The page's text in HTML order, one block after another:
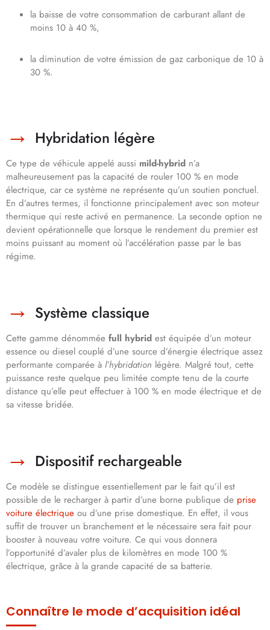
la baisse de votre consommation de carburant allant de
moins 10 à 40 %,
la diminution de votre émission de gaz carbonique de 10 à
30 %.
Hybridation légère
Ce type de véhicule appelé aussi mild-hybrid n’a
malheureusement pas la capacité de rouler 100 % en mode
électrique, car ce système ne représente qu’un soutien ponctuel.
En d’autres termes, il fonctionne principalement avec son moteur
thermique qui reste activé en permanence. La seconde option ne
devient opérationnelle que lorsque le rendement du premier est
moins puissant au moment où l’accélération passe par le bas
régime.
Système classique
Cette gamme dénommée full hybrid est équipée d’un moteur
essence ou diesel couplé d’une source d’énergie électrique assez
performante comparée à l’hybridation légère. Malgré tout, cette
puissance reste quelque peu limitée compte tenu de la courte
distance qu’elle peut effectuer à 100 % en mode électrique et de
sa vitesse bridée.
Dispositif rechargeable
Ce modèle se distingue essentiellement par le fait qu’il est
possible de le recharger à partir d’une borne publique de prise
voiture électrique ou d’une prise domestique. En effet, il vous
suffit de trouver un branchement et le nécessaire sera fait pour
booster à nouveau votre voiture. Ce qui vous donnera
l’opportunité d’avaler plus de kilomètres en mode 100 %
électrique, grâce à la grande capacité de sa batterie.
Connaître le mode d’acquisition idéal